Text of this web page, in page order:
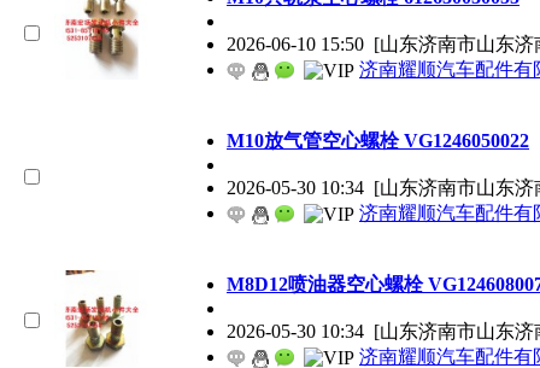
2026-06-10 15:50 [山东济南市山东
济南耀顺汽车配件有
M10放气管空心螺栓 VG1246050022
2026-05-30 10:34 [山东济南市山东
济南耀顺汽车配件有
M8D12喷油器空心螺栓
2026-05-30 10:34 [山东济南市山东
济南耀顺汽车配件有